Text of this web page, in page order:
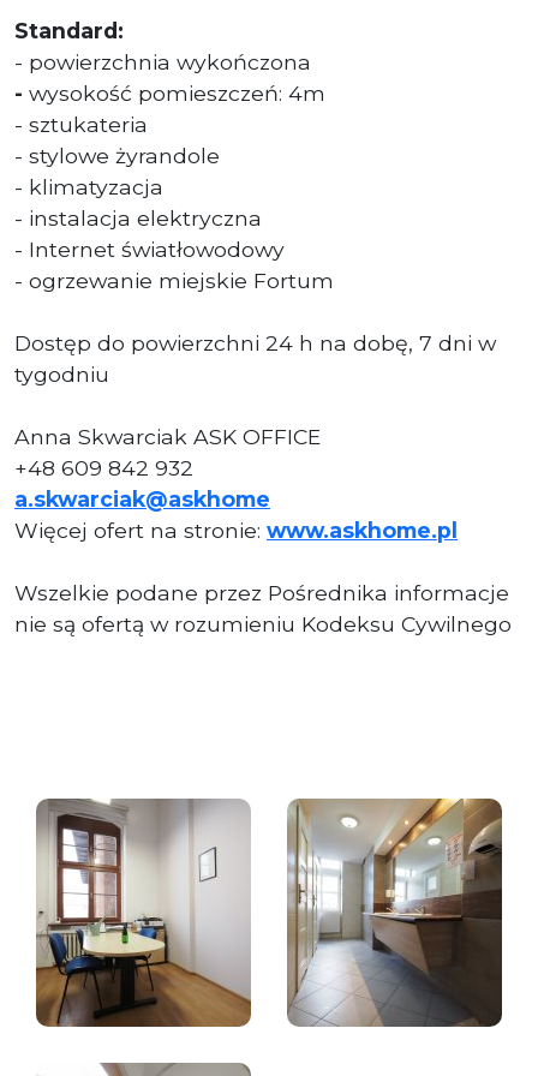
Standard:
- powierzchnia wykończona
- wysokość pomieszczeń: 4m
- sztukateria
- stylowe żyrandole
- klimatyzacja
- instalacja elektryczna
- Internet światłowodowy
- ogrzewanie miejskie Fortum
Dostęp do powierzchni 24 h na dobę, 7 dni w
tygodniu
Anna Skwarciak ASK OFFICE
+48 609 842 932
a.skwarciak@askhome
Więcej ofert na stronie: www.askhome.pl
Wszelkie podane przez Pośrednika informacje
nie są ofertą w rozumieniu Kodeksu Cywilnego